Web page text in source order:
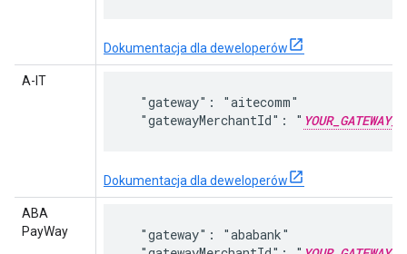
Dokumentacja dla deweloperów
A-IT
  "gateway": "aitecomm"
  "gatewayMerchantId": "
Dokumentacja dla deweloperów
ABA
PayWay
  "gateway": "ababank"